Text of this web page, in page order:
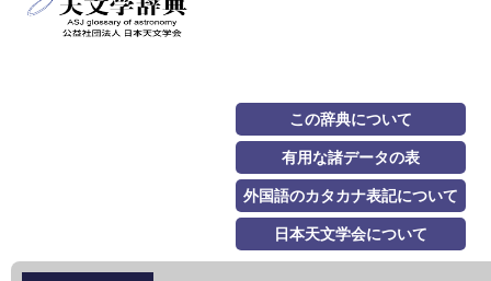
この辞典について
有用な諸データの表
外国語のカタカナ表記について
日本天文学会について